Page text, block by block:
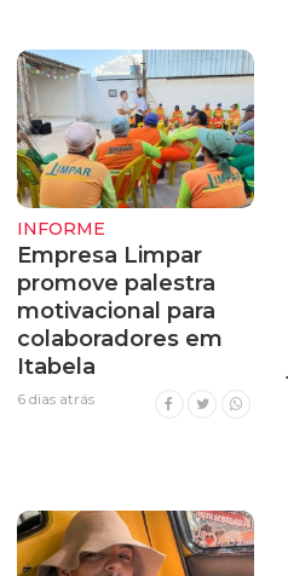
INFORME
Empresa Limpar
promove palestra
motivacional para
colaboradores em
Itabela
6 dias atrás